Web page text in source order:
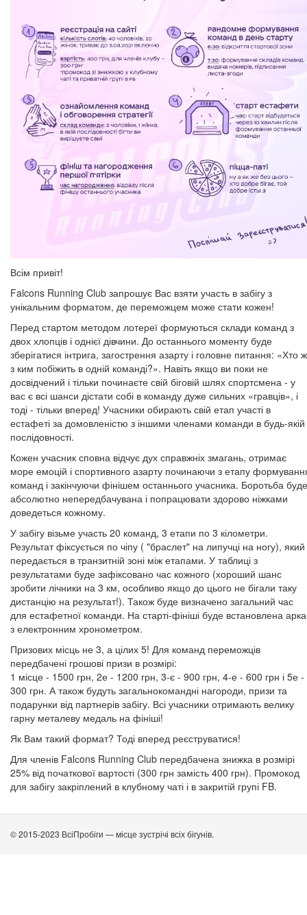
Всім привіт!
Falcons Running Club запрошує Вас взяти участь в забігу з
унікальним форматом, де переможцем може стати кожен!
Перед стартом методом лотереї формуються склади команд з
двох хлопців і однієї дівчини. До останнього моменту буде
зберігатися інтрига, загострення азарту і головне питання: «Хто ж
з ким побіжить в одній команді?». Навіть якщо ви поки не
досвідчений і тільки починаєте свій біговій шлях спортсмена - у
вас є всі шанси дістати собі в команду дуже сильних «гравців», і
тоді - тільки вперед! Учасники обирають свій етап участі в
естафеті за домовленістю з іншими членами команди в будь-якій
послідовності.
Кожен учасник сповна відчує дух справжніх змагань, отримає
море емоцій і спортивного азарту починаючи з етапу
команд і закінчуючи фінішем останнього учасника. Боротьба буде
абсолютно непередбачувана і попрацювати здорово ніжками
доведеться кожному.
У забігу візьме участь 20 команд, 3 етапи по 3 кілометри.
Результат фіксується по чіпу ( "браслет" на липучці на ногу), який
передається в транзитній зоні між етапами. У таблиці з
результатами буде зафіксовано час кожного (хороший шанс
зробити лічники на 3 км, особливо якщо до цього не бігали таку
дистанцію на результат!). Також буде визначено загальний час
для естафетної команди. На старті-фініші буде встановлена ​​арка
з електронним хронометром.
Призових місць не 3, а цілих 5! Для команд переможців
передбачені грошові призи в розмірі:
1 місце - 1500 грн, 2е - 1200 грн, 3-є - 900 грн, 4-е - 600 грн і 5е -
300 грн. А також будуть загальнокомандні нагороди, призи та
подарунки від партнерів забігу. Всі учасники отримають велику
гарну металеву медаль на фініші!
Як Вам такий формат? Тоді вперед реєструватися!
Для членів Falсons Running Club передбачена знижка в розмірі
25% від початкової вартості (300 грн замість 400 грн). Промокод
для забігу закріплений в клубному чаті і в закритій групі FB.
© 2015-2023 ВсіПробіги — місце зустрічі всіх бігунів.